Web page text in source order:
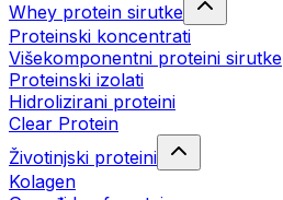
Whey protein sirutke
Proteinski koncentrati
Višekomponentni proteini sirutke
Proteinski izolati
Hidrolizirani proteini
Clear Protein
Životinjski proteini
Kolagen